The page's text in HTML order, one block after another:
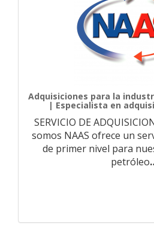
Adquisiciones para la
| Especialista en
SERVICIO DE
somos NAAS ofrece un
de primer nivel para
petróleo